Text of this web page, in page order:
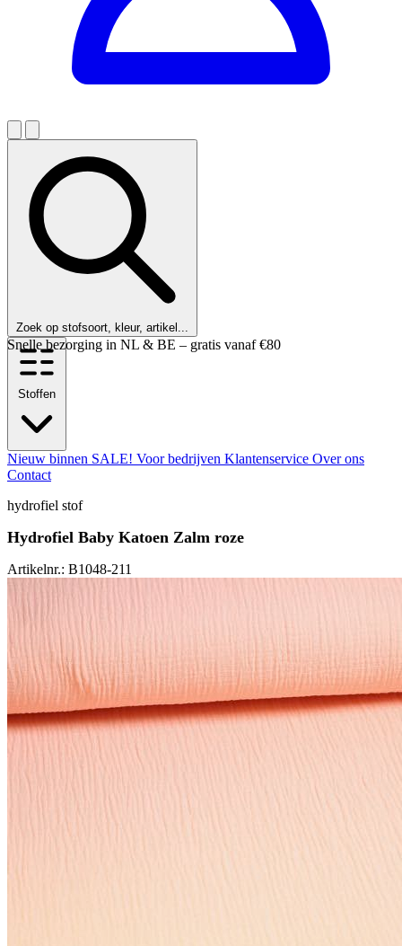
Zoek op stofsoort, kleur, artikel...
Snelle bezorging in NL & BE – gratis vanaf €80
Stoffen
Nieuw binnen SALE! Voor bedrijven Klantenservice Over ons
Contact
hydrofiel stof
Hydrofiel Baby Katoen Zalm roze
Artikelnr.: B1048-211